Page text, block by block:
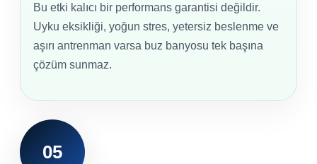
Bu etki kalıcı bir performans garantisi değildir.
Uyku eksikliği, yoğun stres, yetersiz beslenme ve
aşırı antrenman varsa buz banyosu tek başına
çözüm sunmaz.
05